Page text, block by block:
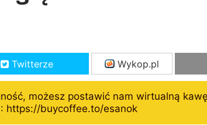
Twitterze Wykop.pl
możesz postawić nam wirtualną
https://buycoffee.to/esanok